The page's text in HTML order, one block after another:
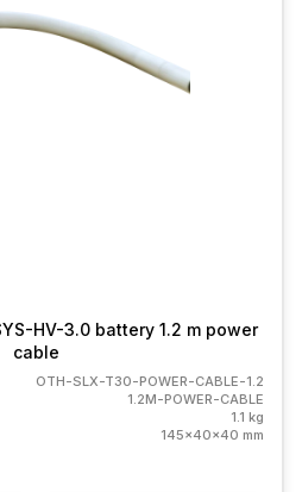
HV-3.0 battery 1.2 m power
cable
OTH-SLX-T30-POWER-CABLE-1.2
1.2M-POWER-CABLE
1.1 kg
145x40x40 mm